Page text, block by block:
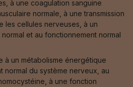
à une coagulation sanguine
normale, à une transmission
les cellules nerveuses, à un
et au fonctionnement normal
à un métabolisme énergétique
normal du système nerveux, au
à une fonction